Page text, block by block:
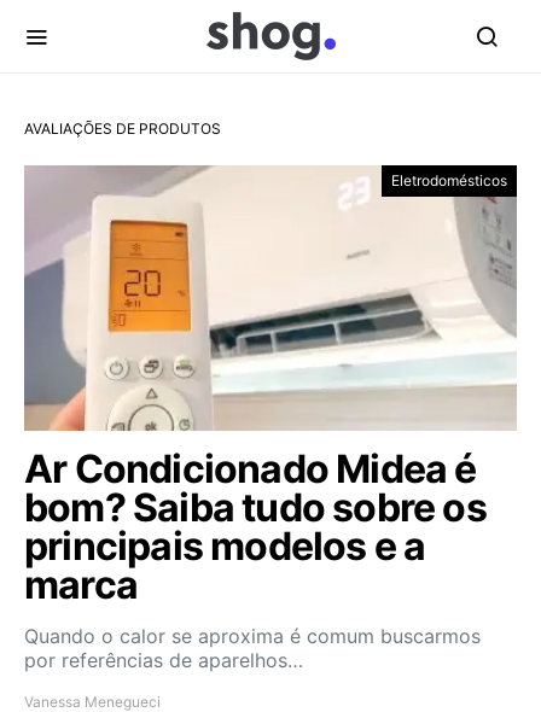
AVALIAÇÕES DE PRODUTOS
Eletrodomésticos
Ar Condicionado Midea é
bom? Saiba tudo sobre os
principais modelos e a
marca
Quando o calor se aproxima é comum buscarmos
por referências de aparelhos…
Vanessa Menegueci